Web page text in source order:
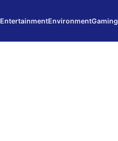
EntertainmentEnvironmentGaming